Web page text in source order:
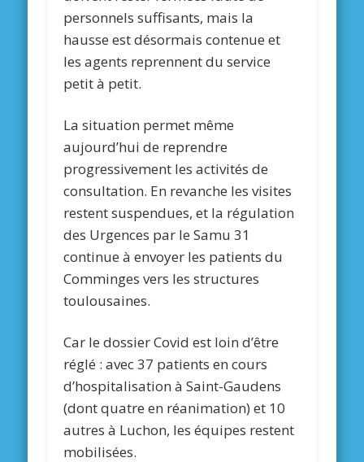
personnels suffisants, mais la
hausse est désormais contenue et
les agents reprennent du service
petit à petit.
La situation permet même
aujourd’hui de reprendre
progressivement les activités de
consultation. En revanche les visites
restent suspendues, et la régulation
des Urgences par le Samu 31
continue à envoyer les patients du
Comminges vers les structures
toulousaines.
Car le dossier Covid est loin d’être
réglé : avec 37 patients en cours
d’hospitalisation à Saint-Gaudens
(dont quatre en réanimation) et 10
autres à Luchon, les équipes restent
mobilisées.